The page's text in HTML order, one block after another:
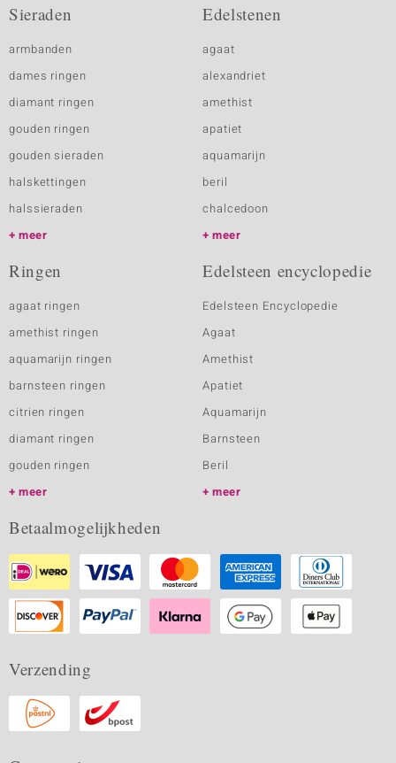
Sieraden
armbanden
dames ringen
diamant ringen
gouden ringen
gouden sieraden
halskettingen
halssieraden
meer
Edelstenen
agaat
alexandriet
amethist
apatiet
aquamarijn
beril
chalcedoon
meer
Ringen
agaat ringen
amethist ringen
aquamarijn ringen
barnsteen ringen
citrien ringen
diamant ringen
gouden ringen
meer
Edelsteen encyclopedie
Edelsteen Encyclopedie
Agaat
Amethist
Apatiet
Aquamarijn
Barnsteen
Beril
meer
Betaalmogelijkheden
Verzending